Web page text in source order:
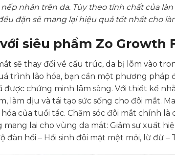
nhăn trên da. Tùy theo tính chất của
đặn sẽ mang lại hiệu quả tốt nhất cho
siêu phẩm Zo Growth
sẽ thay đổi về cấu trúc, da bị lõm vào
trình lão hóa, bạn cần một phương pháp
chứng minh lâm sàng. Với thiết kế
làm dịu và tái tạo sức sống cho đôi mắt.
của tuổi tác. Chăm sóc đôi mắt chính là
lại cho vùng da mắt: Giảm sự xuất
đàn hồi – Hồi sinh đôi mặt mệt mỏi, lừ đừ –